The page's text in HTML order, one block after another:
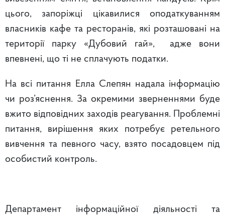
цього, запоріжці цікавилися оподаткуванням
власників кафе та ресторанів, які розташовані на
території парку «Дубовий гай», адже вони
впевнені, що ті не сплачують податки.
На всі питання Елла Слепян надала інформацію
чи роз’яснення. За окремими зверненнями буде
вжито відповідних заходів реагування. Проблемні
питання, вирішення яких потребує ретельного
вивчення та певного часу, взято посадовцем під
особистий контроль.
Департамент інформаційної діяльності та